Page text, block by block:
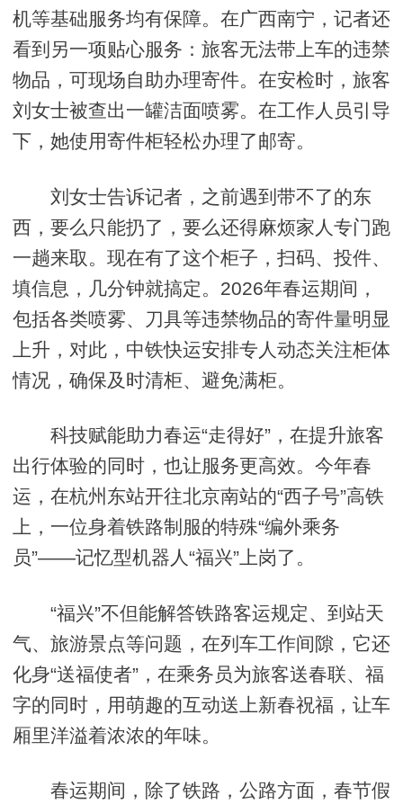
机等基础服务均有保障。在广西南宁，记者还
看到另一项贴心服务：旅客无法带上车的违禁
物品，可现场自助办理寄件。在安检时，旅客
刘女士被查出一罐洁面喷雾。在工作人员引导
下，她使用寄件柜轻松办理了邮寄。
刘女士告诉记者，之前遇到带不了的东
西，要么只能扔了，要么还得麻烦家人专门跑
一趟来取。现在有了这个柜子，扫码、投件、
填信息，几分钟就搞定。2026年春运期间，
包括各类喷雾、刀具等违禁物品的寄件量明显
上升，对此，中铁快运安排专人动态关注柜体
情况，确保及时清柜、避免满柜。
科技赋能助力春运“走得好”，在提升旅客
出行体验的同时，也让服务更高效。今年春
运，在杭州东站开往北京南站的“西子号”高铁
上，一位身着铁路制服的特殊“编外乘务
员”——记忆型机器人“福兴”上岗了。
“福兴”不但能解答铁路客运规定、到站天
气、旅游景点等问题，在列车工作间隙，它还
化身“送福使者”，在乘务员为旅客送春联、福
字的同时，用萌趣的互动送上新春祝福，让车
厢里洋溢着浓浓的年味。
春运期间，除了铁路，公路方面，春节假